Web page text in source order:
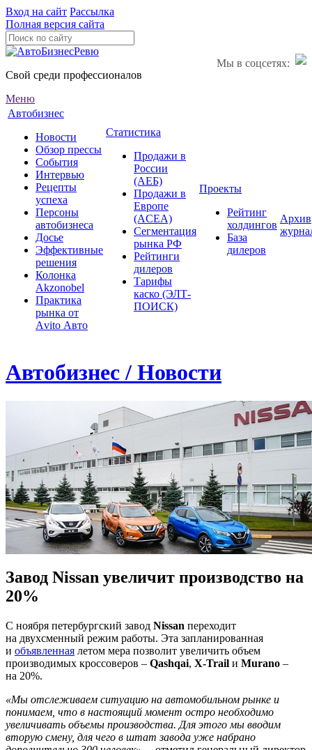
Вход на сайт Рассылка
Полная версия сайта
Мы в соцсетях:
Свой среди профессионалов
Меню
Автобизнес
Новости
Обзор прессы
События
Интервью
Рецепты
успеха
Персоны
автобизнеса
Досье
Эффективные
решения
Колонка
Akzonobel
Практика
рынка от
Аvito Авто
Статистика
Продажи в
России
(АЕБ)
Продажи в
Европе
(ACEA)
Сегментация
рынка РФ
Рейтинги
дилеров
Тарифы
каско (ЭЛТ-
ПОИСК)
Проекты
Рейтинг
холдингов
База
дилеров
Архив
Автобизнес / Новости
Завод Nissan увеличит производство на
20%
С ноября петербургский завод Nissan переходит
на двухсменный режим работы. Эта запланированная
и объявленная летом мера позволит увеличить объем
производимых кроссоверов – Qashqai, X-Trail и Murano –
на 20%.
«Мы отслеживаем ситуацию на автомобильном рынке и
понимаем, что в настоящий момент остро необходимо
увеличивать объемы производства. Для этого мы вводим
вторую смену, для чего в штат завода уже набрано